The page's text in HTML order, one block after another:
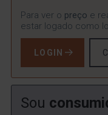
Para ver o preço e
estar logado como
LOGIN
Sou